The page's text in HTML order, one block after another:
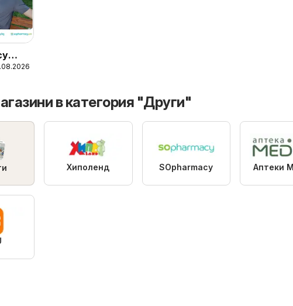
в категория "Други"
Хиполенд SOpharmacy Аптеки